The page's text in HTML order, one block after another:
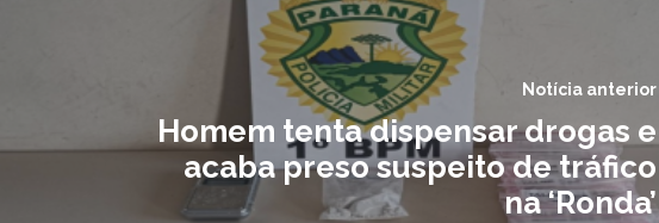
Notícia anterior
Homem tenta dispensar drogas e
acaba preso suspeito de tráfico
na ‘Ronda’